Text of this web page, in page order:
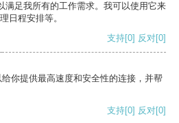
满足我所有的工作需求。我可以使用它来
日程安排等。
支持[0] 反对[0]
你提供最高速度和安全性的连接，并帮
支持[0] 反对[0]